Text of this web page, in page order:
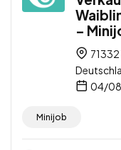
–
04/
Minijob